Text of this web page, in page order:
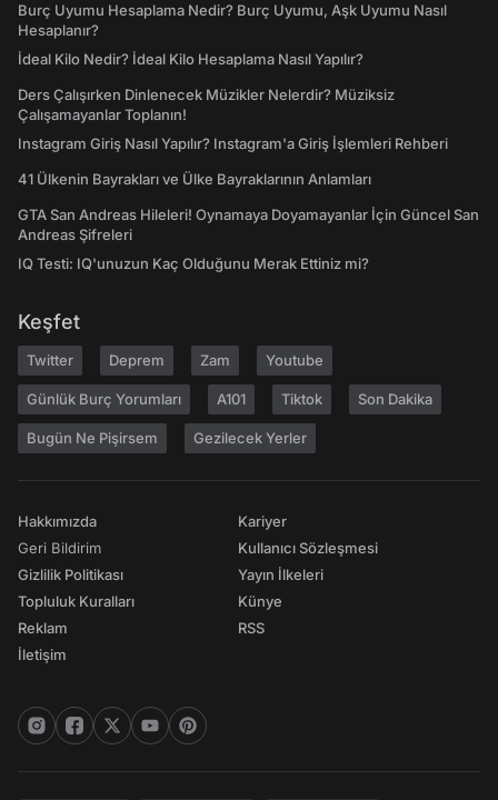
Burç Uyumu Hesaplama Nedir? Burç Uyumu, Aşk Uyumu Nasıl
Hesaplanır?
İdeal Kilo Nedir? İdeal Kilo Hesaplama Nasıl Yapılır?
Ders Çalışırken Dinlenecek Müzikler Nelerdir? Müziksiz
Çalışamayanlar Toplanın!
Instagram Giriş Nasıl Yapılır? Instagram'a Giriş İşlemleri Rehberi
41 Ülkenin Bayrakları ve Ülke Bayraklarının Anlamları
GTA San Andreas Hileleri! Oynamaya Doyamayanlar İçin Güncel San
Andreas Şifreleri
IQ Testi: IQ'unuzun Kaç Olduğunu Merak Ettiniz mi?
Keşfet
Twitter Deprem Zam Youtube
Günlük Burç Yorumları A101 Tiktok Son Dakika
Bugün Ne Pişirsem Gezilecek Yerler
Hakkımızda
Geri Bildirim
Gizlilik Politikası
Topluluk Kuralları
Reklam
İletişim
Kariyer
Kullanıcı Sözleşmesi
Yayın İlkeleri
Künye
RSS